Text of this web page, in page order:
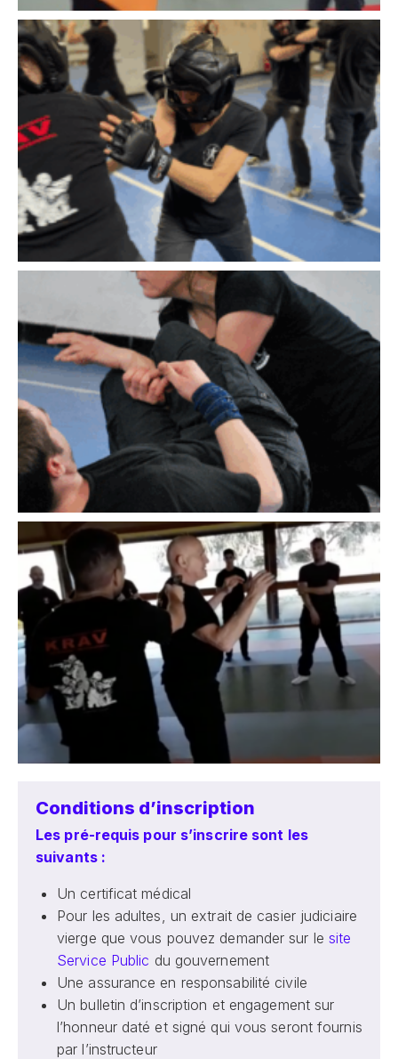
Conditions d’inscription
Les pré-requis pour s’inscrire sont les
suivants :
Un certificat médical
Pour les adultes, un extrait de casier judiciaire
vierge que vous pouvez demander sur le site
Service Public du gouvernement
Une assurance en responsabilité civile
Un bulletin d’inscription et engagement sur
l’honneur daté et signé qui vous seront fournis
par l’instructeur